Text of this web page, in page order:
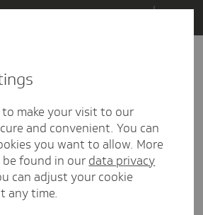
to make your visit to our
and convenient. You can
you want to allow. More
found in our data privacy
can adjust your cookie
any time.